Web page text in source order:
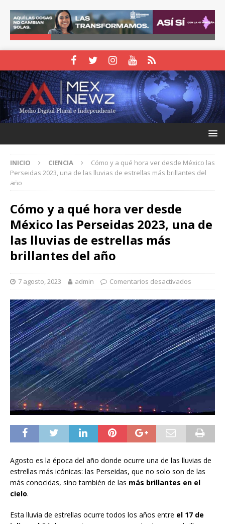
INICIO CIENCIA
Cómo y a qué hora ver desde México las
Perseidas 2023, una de las lluvias de estrellas más brillantes del
año
Cómo y a qué hora ver desde
México las Perseidas 2023, una de
las lluvias de estrellas más
brillantes del año
7 agosto, 2023 admin Comentarios desactivados
Agosto es la época del año donde ocurre una de las lluvias de
estrellas más icónicas: las Perseidas, que no solo son de las
más conocidas, sino también de las más brillantes en el
cielo.
Esta lluvia de estrellas ocurre todos los años entre el 17 de